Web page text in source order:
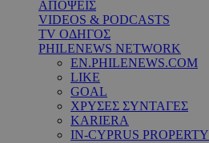
ΑΠΟΨΕΙΣ
VIDEOS & PODCASTS
TV ΟΔΗΓΟΣ
PHILENEWS NETWORK
EN.PHILENEWS.COM
LIKE
GOAL
ΧΡΥΣΕΣ ΣΥΝΤΑΓΕΣ
KARIERA
IN-CYPRUS PROPERTY